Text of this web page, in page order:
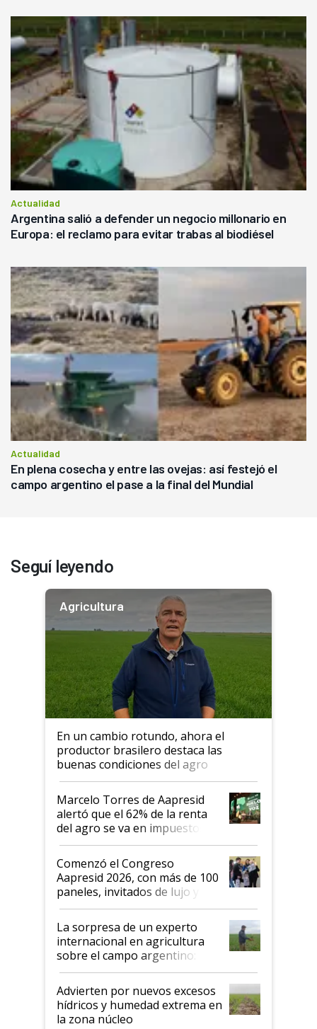
Actualidad
Argentina salió a defender un negocio millonario en
Europa: el reclamo para evitar trabas al biodiésel
Actualidad
En plena cosecha y entre las ovejas: así festejó el
campo argentino el pase a la final del Mundial
Seguí leyendo
Agricultura
En un cambio rotundo, ahora el
productor brasilero destaca las
buenas condiciones del agro
argentino para invertir: "Los veo
más motivados"
Marcelo Torres de Aapresid
alertó que el 62% de la renta
del agro se va en impuestos:
"No es bueno que en
Argentina se sigan discutiendo
las mismas cosas de hace 50
años"
Comenzó el Congreso
Aapresid 2026, con más de 100
paneles, invitados de lujo y
todas las tendencias
La sorpresa de un experto
internacional en agricultura
sobre el campo argentino:
"Estoy muy impresionado"
Advierten por nuevos excesos
hídricos y humedad extrema en
la zona núcleo